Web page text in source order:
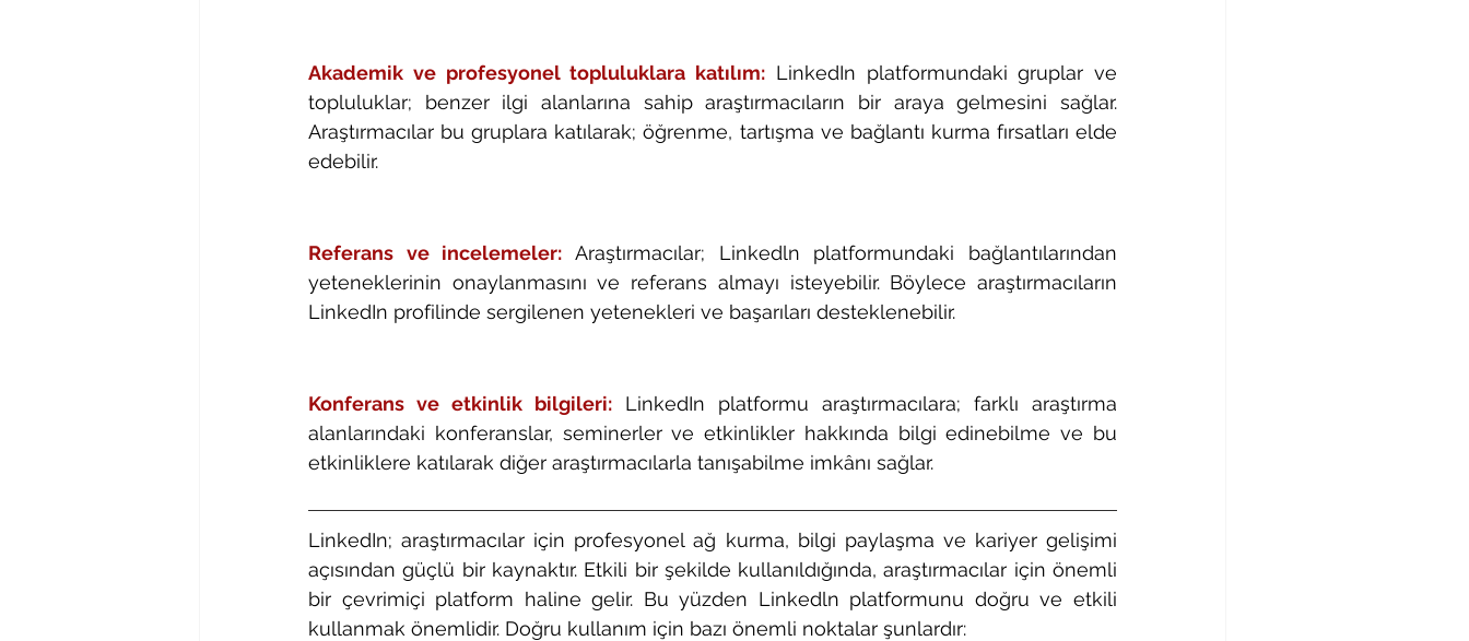
Akademik ve profesyonel topluluklara katılım: LinkedIn platformundaki gruplar ve
topluluklar; benzer ilgi alanlarına sahip araştırmacıların bir araya gelmesini sağlar.
Araştırmacılar bu gruplara katılarak; öğrenme, tartışma ve bağlantı kurma fırsatları elde
edebilir.
Referans ve incelemeler: Araştırmacılar; Linkedln platformundaki bağlantılarından
yeteneklerinin onaylanmasını ve referans almayı isteyebilir. Böylece araştırmacıların
LinkedIn profilinde sergilenen yetenekleri ve başarıları desteklenebilir.
Konferans ve etkinlik bilgileri:
LinkedIn platformu araştırmacılara; farklı araştırma
alanlarındaki konferanslar, seminerler ve etkinlikler hakkında bilgi edinebilme ve bu
etkinliklere katılarak diğer araştırmacılarla tanışabilme imkânı sağlar.
LinkedIn; araştırmacılar için profesyonel ağ kurma, bilgi paylaşma ve kariyer gelişimi
açısından güçlü bir kaynaktır. Etkili bir şekilde kullanıldığında, araştırmacılar için önemli
bir çevrimiçi platform haline gelir. Bu yüzden Linkedln platformunu doğru ve etkili
kullanmak önemlidir. Doğru kullanım için bazı önemli noktalar şunlardır: